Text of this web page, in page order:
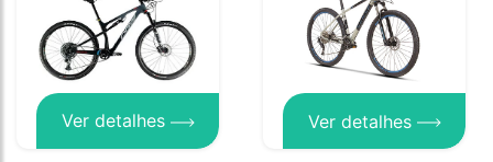
Ver detalhes Ver detalhes